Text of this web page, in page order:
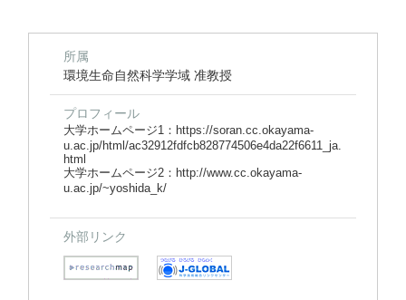
所属
環境生命自然科学学域 准教授
プロフィール
大学ホームページ1：https://soran.cc.okayama-
u.ac.jp/html/ac32912fdfcb828774506e4da22f6611_ja.
html
大学ホームページ2：http://www.cc.okayama-
u.ac.jp/~yoshida_k/
外部リンク